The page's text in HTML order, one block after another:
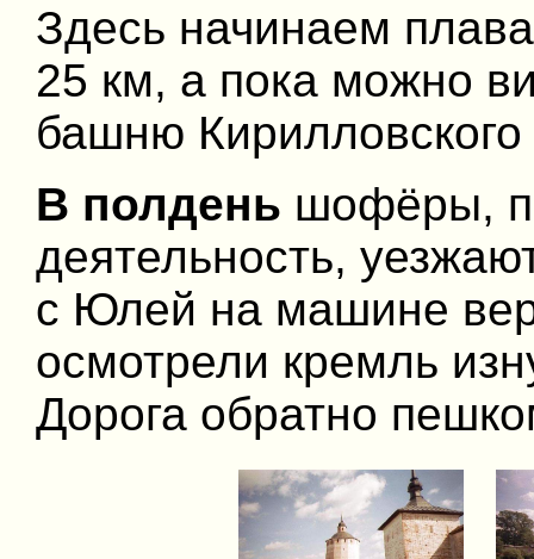
Здесь начинаем
25 км, а пока можно
башню
В полдень шофёры,
деятельность,
с Юлей на машине
осмотрели кремль
Дорога обратно